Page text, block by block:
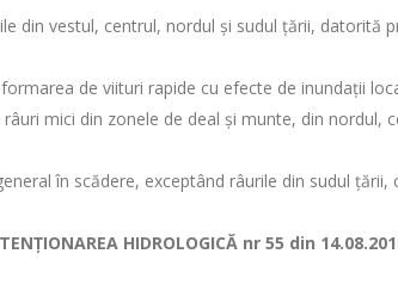
din vestul, centrul, nordul și sudul țării, datorită
de viituri rapide cu efecte de inundații
mici din zonele de deal și munte, din
în scădere, exceptând râurile din sudul
HIDROLOGICĂ nr 55 din